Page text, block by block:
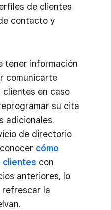
de clientes
contacto y
tener información
comunicarte
clientes en caso
su cita
adicionales.
de directorio
cómo
clientes con
anteriores, lo
refrescar la